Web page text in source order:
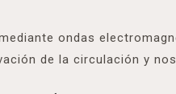
ondas
de la circulación y